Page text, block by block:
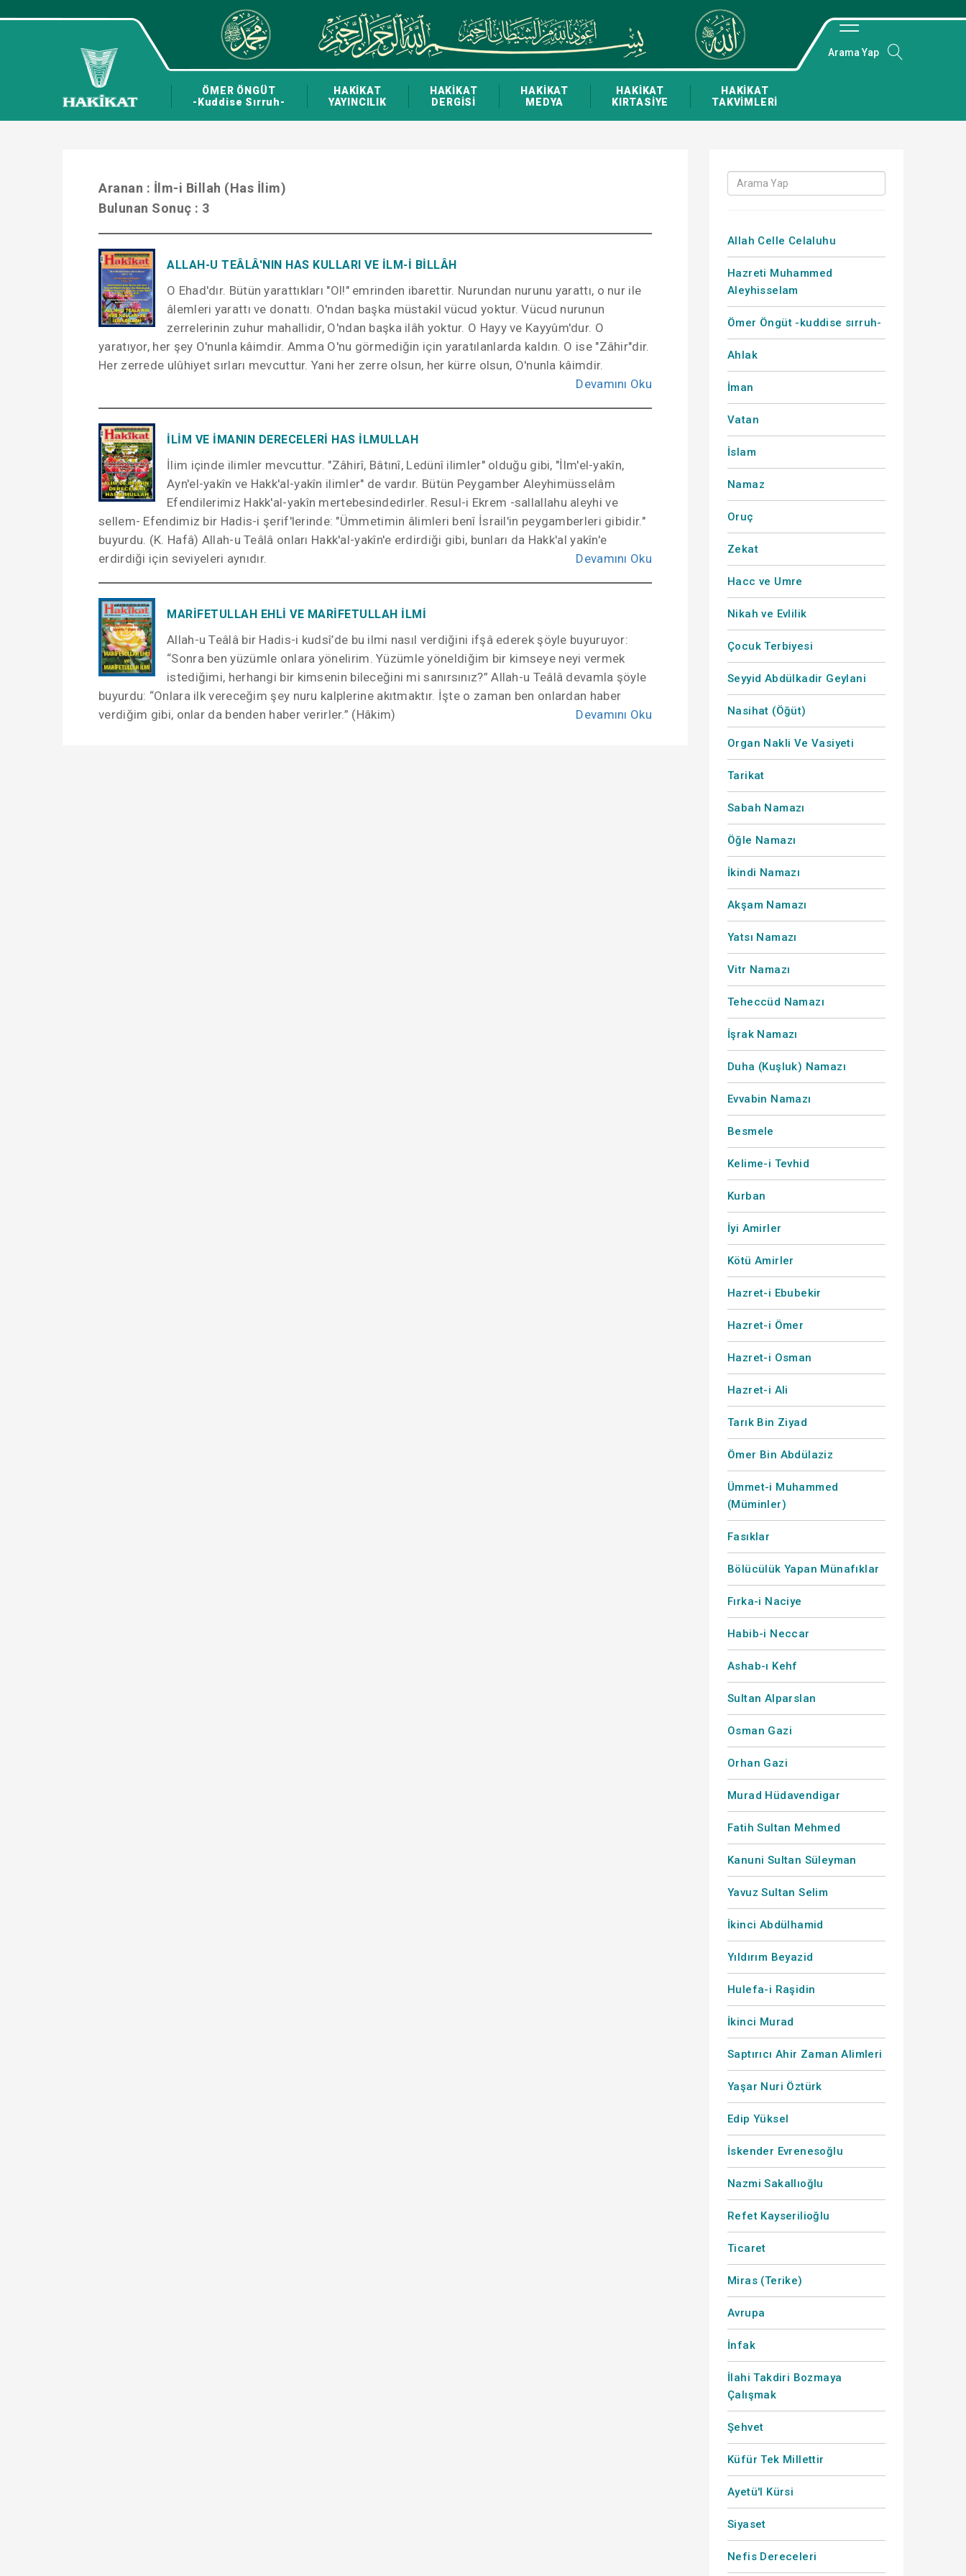
ÖMER ÖNGÜT
-Kuddise Sırruh-
HAKİKAT
YAYINCILIK
HAKİKAT
DERGİSİ
HAKİKAT
MEDYA
HAKİKAT
KIRTASİYE
HAKİKAT
TAKVİMLERİ
Arama Yap
Aranan : İlm-i Billah (Has İlim)
Bulunan Sonuç : 3
ALLAH-U TEÂLÂ'NIN HAS KULLARI VE İLM-İ BİLLÂH
O Ehad'dır. Bütün yarattıkları "Ol!" emrinden ibarettir. Nurundan nurunu yarattı, o nur ile
âlemleri yarattı ve donattı. O'ndan başka müstakil vücud yoktur. Vücud nurunun
zerrelerinin zuhur mahallidir, O'ndan başka ilâh yoktur. O Hayy ve Kayyûm'dur. O
yaratıyor, her şey O'nunla kâimdir. Amma O'nu görmediğin için yaratılanlarda kaldın. O ise "Zâhir"dir.
Her zerrede ulûhiyet sırları mevcuttur. Yani her zerre olsun, her kürre olsun, O'nunla kâimdir.
Devamını Oku
İLİM VE İMANIN DERECELERİ HAS İLMULLAH
İlim içinde ilimler mevcuttur. "Zâhirî, Bâtınî, Ledünî ilimler" olduğu gibi, "İlm'el-yakîn,
Ayn'el-yakîn ve Hakk'al-yakîn ilimler" de vardır. Bütün Peygamber Aleyhimüsselâm
Efendilerimiz Hakk'al-yakîn mertebesindedirler. Resul-i Ekrem -sallallahu aleyhi ve
sellem- Efendimiz bir Hadis-i şerif'lerinde: "Ümmetimin âlimleri benî İsrail'in peygamberleri gibidir."
buyurdu. (K. Hafâ) Allah-u Teâlâ onları Hakk'al-yakîn'e erdirdiği gibi, bunları da Hakk'al yakîn'e
erdirdiği için seviyeleri aynıdır.
Devamını Oku
MARİFETULLAH EHLİ VE MARİFETULLAH İLMİ
Allah-u Teâlâ bir Hadis-i kudsî’de bu ilmi nasıl verdiğini ifşâ ederek şöyle buyuruyor:
“Sonra ben yüzümle onlara yönelirim. Yüzümle yöneldiğim bir kimseye neyi vermek
istediğimi, herhangi bir kimsenin bileceğini mi sanırsınız?” Allah-u Teâlâ devamla şöyle
buyurdu: “Onlara ilk vereceğim şey nuru kalplerine akıtmaktır. İşte o zaman ben onlardan haber
verdiğim gibi, onlar da benden haber verirler.” (Hâkim)
Devamını Oku
Allah Celle Celaluhu
Hazreti Muhammed
Aleyhisselam
Ömer Öngüt -kuddise sırruh-
Ahlak
İman
Vatan
İslam
Namaz
Oruç
Zekat
Hacc ve Umre
Nikah ve Evlilik
Çocuk Terbiyesi
Seyyid Abdülkadir Geylani
Nasihat (Öğüt)
Organ Nakli Ve Vasiyeti
Tarikat
Sabah Namazı
Öğle Namazı
İkindi Namazı
Akşam Namazı
Yatsı Namazı
Vitr Namazı
Teheccüd Namazı
İşrak Namazı
Duha (Kuşluk) Namazı
Evvabin Namazı
Besmele
Kelime-i Tevhid
Kurban
İyi Amirler
Kötü Amirler
Hazret-i Ebubekir
Hazret-i Ömer
Hazret-i Osman
Hazret-i Ali
Tarık Bin Ziyad
Ömer Bin Abdülaziz
Ümmet-i Muhammed
(Müminler)
Fasıklar
Bölücülük Yapan Münafıklar
Fırka-i Naciye
Habib-i Neccar
Ashab-ı Kehf
Sultan Alparslan
Osman Gazi
Orhan Gazi
Murad Hüdavendigar
Fatih Sultan Mehmed
Kanuni Sultan Süleyman
Yavuz Sultan Selim
İkinci Abdülhamid
Yıldırım Beyazid
Hulefa-i Raşidin
İkinci Murad
Saptırıcı Ahir Zaman Alimleri
Yaşar Nuri Öztürk
Edip Yüksel
İskender Evrenesoğlu
Nazmi Sakallıoğlu
Refet Kayserilioğlu
Ticaret
Miras (Terike)
Avrupa
İnfak
İlahi Takdiri Bozmaya
Çalışmak
Şehvet
Küfür Tek Millettir
Ayetü'l Kürsi
Siyaset
Nefis Dereceleri